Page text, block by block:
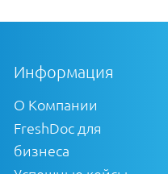
Информация
О Компании
FreshDoc для
бизнеса